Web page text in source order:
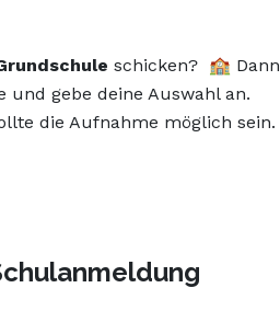
schicken? 🏫 Dann
gebe deine Auswahl an.
die Aufnahme möglich sein.